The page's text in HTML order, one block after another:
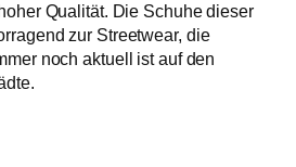
Qualität. Die Schuhe dieser
zur Streetwear, die
noch aktuell ist auf den